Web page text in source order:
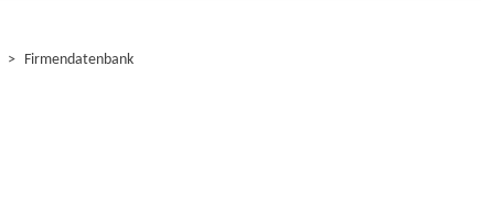
Firmendatenbank